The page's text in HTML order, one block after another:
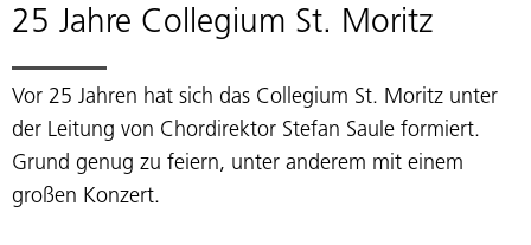
25 Jahre Collegium St. Moritz
Vor 25 Jahren hat sich das Collegium St. Moritz unter
der Leitung von Chordirektor Stefan Saule formiert.
Grund genug zu feiern, unter anderem mit einem
großen Konzert.